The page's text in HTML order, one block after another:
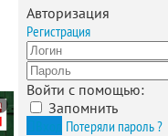
Авторизация
Регистрация
Войти с помощью:
Запомнить
Потеряли пароль ?